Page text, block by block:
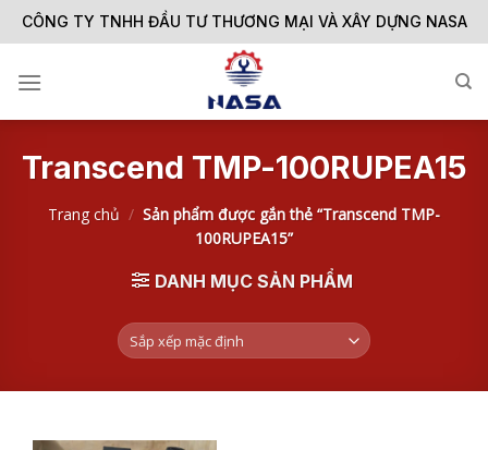
Skip
to
CÔNG TY TNHH ĐẦU TƯ THƯƠNG MẠI VÀ XÂY DỰNG NASA
Transcend TMP-100RUPEA15
Trang chủ / Sản phẩm được gắn thẻ “Transcend TMP-
100RUPEA15”
DANH MỤC SẢN PHẨM